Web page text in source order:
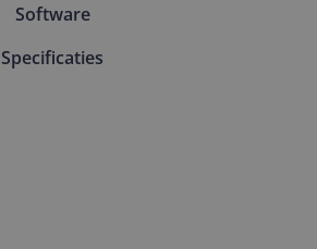
Software
Specificaties